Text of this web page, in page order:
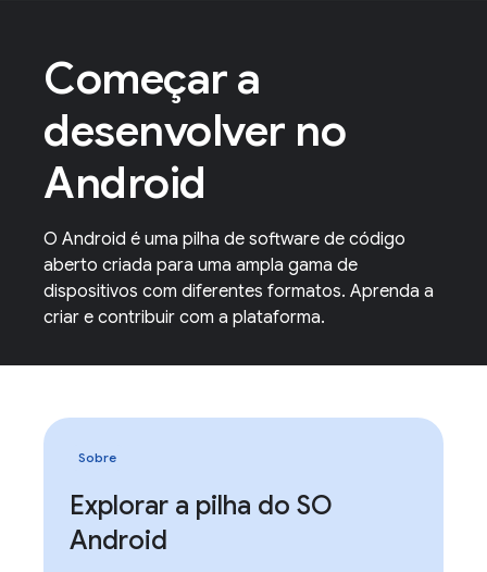
Começar a
desenvolver no
Android
O Android é uma pilha de software de código
aberto criada para uma ampla gama de
dispositivos com diferentes formatos. Aprenda a
criar e contribuir com a plataforma.
Sobre
Explorar a pilha do SO
Android